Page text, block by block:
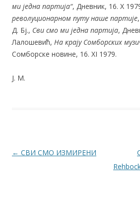
ми једна партија“, Дневник, 16. X
револуционарном путу наше партије
Д. Бј., Сви смо ми једна партија,
Лалошевић, На крају Сомборских
Сомборске новине, 16. XI 1979.
Ј. М.
Post navigation
← СВИ СМО ИЗМИРЕНИ